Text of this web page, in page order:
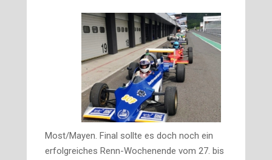
Most/Mayen. Final sollte es doch noch ein
erfolgreiches Renn-Wochenende vom 27. bis